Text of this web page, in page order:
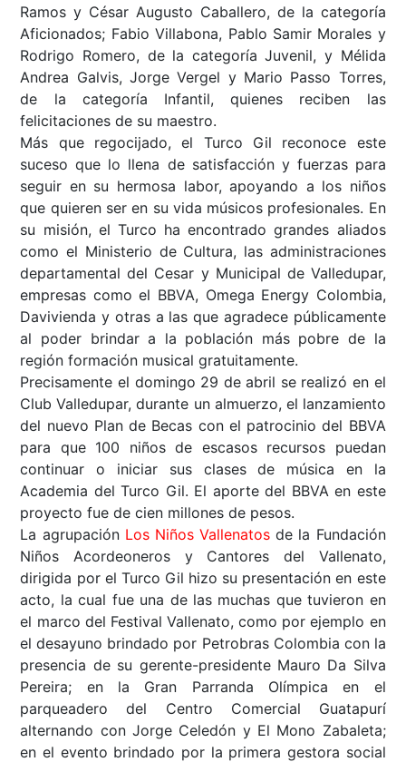
Ramos y César Augusto Caballero, de la categoría
Aficionados; Fabio Villabona, Pablo Samir Morales y
Rodrigo Romero, de la categoría Juvenil, y Mélida
Andrea Galvis, Jorge Vergel y Mario Passo Torres,
de la categoría Infantil, quienes reciben las
felicitaciones de su maestro.
Más que regocijado, el Turco Gil reconoce este
suceso que lo llena de satisfacción y fuerzas para
seguir en su hermosa labor, apoyando a los niños
que quieren ser en su vida músicos profesionales. En
su misión, el Turco ha encontrado grandes aliados
como el Ministerio de Cultura, las administraciones
departamental del Cesar y Municipal de Valledupar,
empresas como el BBVA, Omega Energy Colombia,
Davivienda y otras a las que agradece públicamente
al poder brindar a la población más pobre de la
región formación musical gratuitamente.
Precisamente el domingo 29 de abril se realizó en el
Club Valledupar, durante un almuerzo, el lanzamiento
del nuevo Plan de Becas con el patrocinio del BBVA
para que 100 niños de escasos recursos puedan
continuar o iniciar sus clases de música en la
Academia del Turco Gil. El aporte del BBVA en este
proyecto fue de cien millones de pesos.
La agrupación Los Niños Vallenatos de la Fundación
Niños Acordeoneros y Cantores del Vallenato,
dirigida por el Turco Gil hizo su presentación en este
acto, la cual fue una de las muchas que tuvieron en
el marco del Festival Vallenato, como por ejemplo en
el desayuno brindado por Petrobras Colombia con la
presencia de su gerente-presidente Mauro Da Silva
Pereira; en la Gran Parranda Olímpica en el
parqueadero del Centro Comercial Guatapurí
alternando con Jorge Celedón y El Mono Zabaleta;
en el evento brindado por la primera gestora social